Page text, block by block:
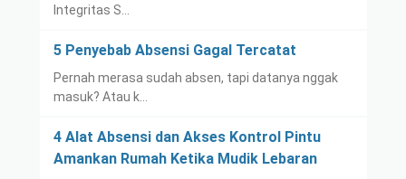
Integritas S…
5 Penyebab Absensi Gagal Tercatat
Pernah merasa sudah absen, tapi datanya nggak
masuk? Atau k…
4 Alat Absensi dan Akses Kontrol Pintu
Amankan Rumah Ketika Mudik Lebaran